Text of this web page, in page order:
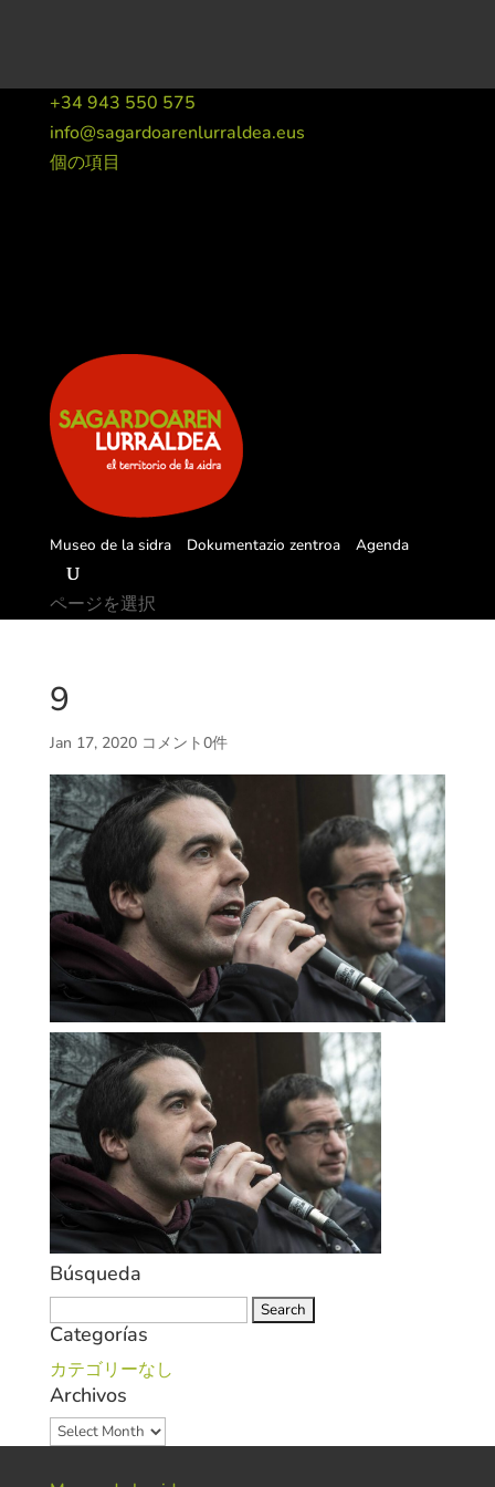
+34 943 550 575
info@sagardoarenlurraldea.eus
個の項目
Museo de la sidra Dokumentazio zentroa Agenda
ページを選択
9
Jan 17, 2020 コメント0件
Búsqueda
for:
Categorías
カテゴリーなし
Archivos
Archivos